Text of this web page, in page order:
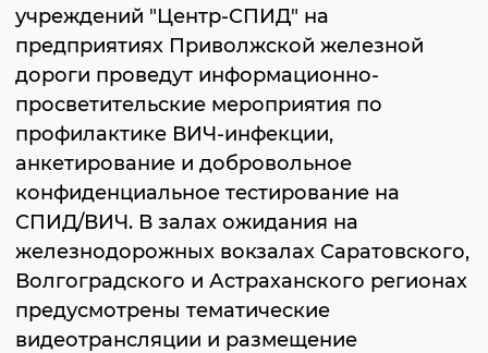
учреждений "Центр-СПИД" на
предприятиях Приволжской железной
дороги проведут информационно-
просветительские мероприятия по
профилактике ВИЧ-инфекции,
анкетирование и добровольное
конфиденциальное тестирование на
СПИД/ВИЧ. В залах ожидания на
железнодорожных вокзалах Саратовского,
Волгоградского и Астраханского регионах
предусмотрены тематические
видеотрансляции и размещение